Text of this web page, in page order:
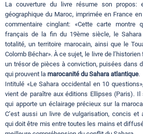
La couverture du livre résume son propos:
géographique du Maroc, imprimée en France
commentaire cinglant: «Cette carte montre
français de la fin du 19ème siècle, le
totalité, un territoire marocain, ainsi que le
Colomb Béchar». À ce sujet, le livre de
un trésor de pièces à conviction, puisées dans
qui prouvent la marocanité du Sahara atlantique.
Intitulé «Le Sahara occidental en 10
vient de paraître aux éditions Ellipses (Paris). Il
qui apporte un éclairage précieux sur la
C’est aussi un livre de vulgarisation, concis et
qui doit être mis entre toutes les mains et